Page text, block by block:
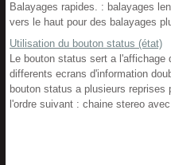
Balayages rapides. : balayages
vers le haut pour des balayages
Utilisation du bouton status (état)
Le bouton status sert a
differents ecrans d'information
bouton status a plusieurs reprises
l'ordre suivant : chaine stereo